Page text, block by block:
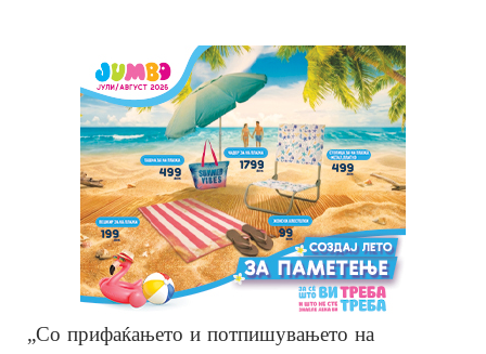
„Со прифаќањето и потпишувањето на